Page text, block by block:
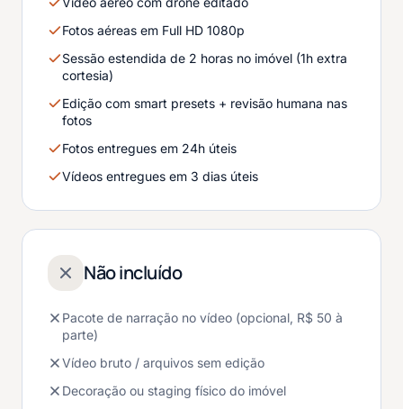
Fotos aéreas em Full HD 1080p
Sessão estendida de 2 horas no imóvel (1h extra
cortesia)
Edição com smart presets + revisão humana nas
fotos
Fotos entregues em 24h úteis
Vídeos entregues em 3 dias úteis
Não incluído
Pacote de narração no vídeo (opcional, R$ 50 à
parte)
Vídeo bruto / arquivos sem edição
Decoração ou staging físico do imóvel